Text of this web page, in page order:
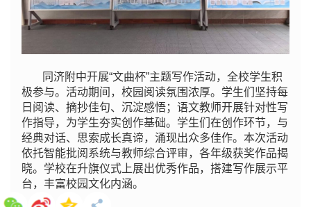
同济附中开展“文曲杯”主题写作活动，全校学生积
极参与。活动期间，校园阅读氛围浓厚。学生们坚持每
日阅读、摘抄佳句、沉淀感悟；语文教师开展针对性写
作指导，为学生夯实创作基础。学生们在创作环节，与
经典对话、思索成长真谛，涌现出众多佳作。本次活动
依托智能批阅系统与教师综合评审，各年级获奖作品揭
晓。学校在升旗仪式上展出优秀作品，搭建写作展示平
台，丰富校园文化内涵。